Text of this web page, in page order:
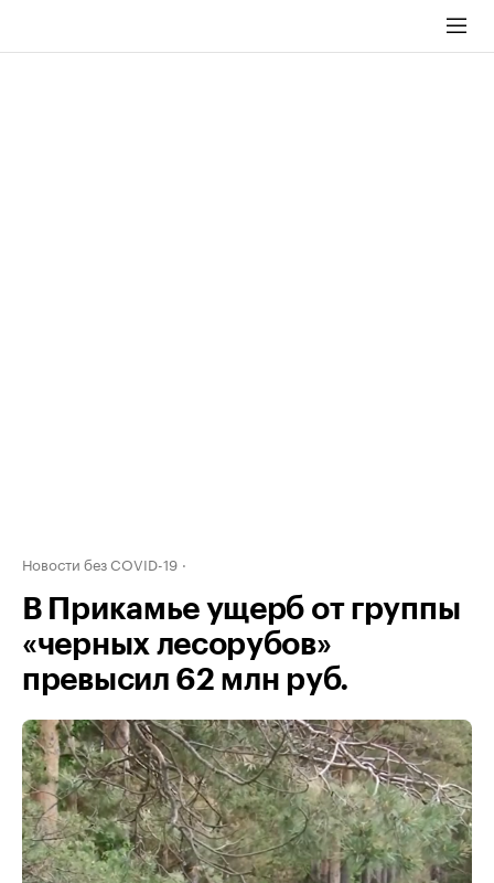
Новости без COVID-19
В Прикамье ущерб от группы
«черных лесорубов»
превысил 62 млн руб.